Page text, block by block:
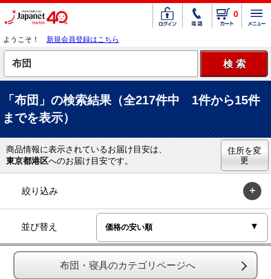
0
ようこそ！ 新規会員登録はこちら
「布団」の検索結果（全217件中 1件から15件
までを表示）
商品情報に表示されているお届け目安は、
東京都港区へのお届け目安です。
住所を変
更
絞り込み
並び替え
布団・寝具のカテゴリページへ